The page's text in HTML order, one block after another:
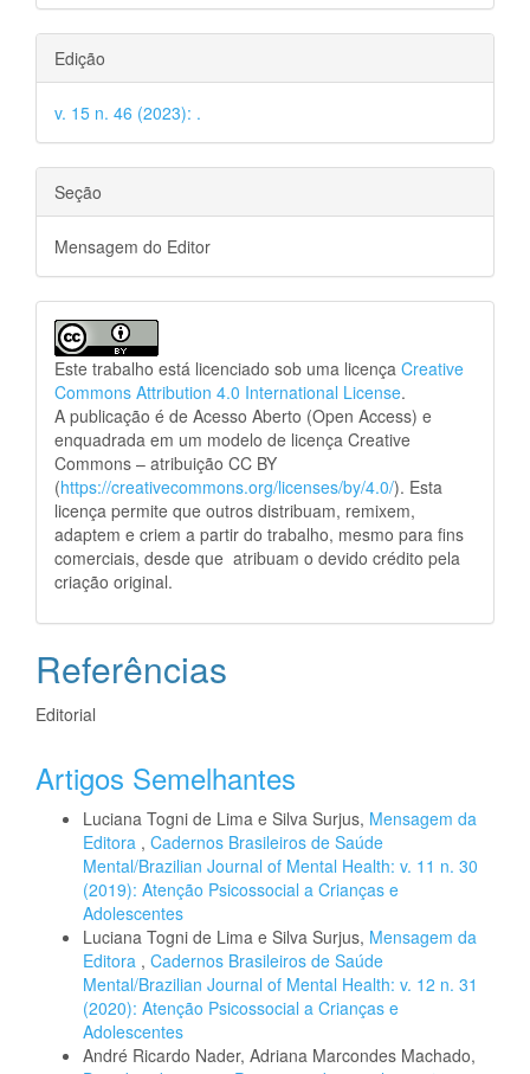
Edição
v. 15 n. 46 (2023): .
Seção
Mensagem do Editor
Este trabalho está licenciado sob uma licença Creative
Commons Attribution 4.0 International License.
A publicação é de Acesso Aberto (Open Access) e
enquadrada em um modelo de licença Creative
Commons – atribuição CC BY
(https://creativecommons.org/licenses/by/4.0/). Esta
licença permite que outros distribuam, remixem,
adaptem e criem a partir do trabalho, mesmo para fins
comerciais, desde que atribuam o devido crédito pela
criação original.
Referências
Editorial
Artigos Semelhantes
Luciana Togni de Lima e Silva Surjus, Mensagem da
Editora , Cadernos Brasileiros de Saúde
Mental/Brazilian Journal of Mental Health: v. 11 n. 30
(2019): Atenção Psicossocial a Crianças e
Adolescentes
Luciana Togni de Lima e Silva Surjus, Mensagem da
Editora , Cadernos Brasileiros de Saúde
Mental/Brazilian Journal of Mental Health: v. 12 n. 31
(2020): Atenção Psicossocial a Crianças e
Adolescentes
André Ricardo Nader, Adriana Marcondes Machado,